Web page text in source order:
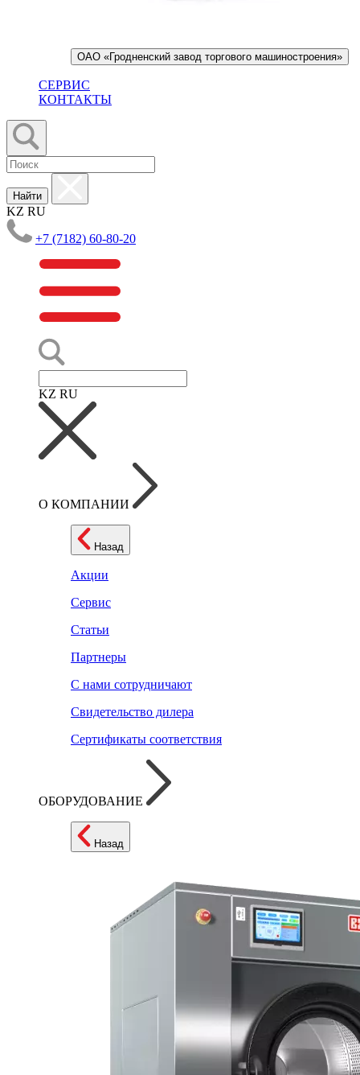
ОАО «Гродненский завод торгового машиностроения»
СЕРВИС
КОНТАКТЫ
Найти
KZ RU
+7 (7182) 60-80-20
KZ RU
О КОМПАНИИ
Назад
Акции
Сервис
Статьи
Партнеры
С нами сотрудничают
Свидетельство дилера
Сертификаты соответствия
ОБОРУДОВАНИЕ
Назад